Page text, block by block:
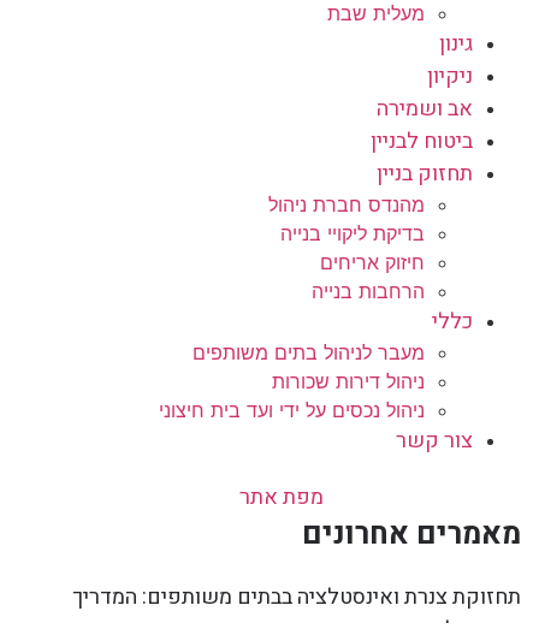
מעלית שבת
גינון
ניקיון
אב ושמירה
ביטוח לבניין
תחזוק בניין
מהנדס חברת ניהול
בדיקת ליקויי בנייה
חיזוק אריחים
הרחבות בנייה
כללי
מעבר לניהול בתים משותפים
ניהול דירות שכורות
ניהול נכסים על ידי ועד בית חיצוני
צור קשר
מפת אתר
מאמרים אחרונים
תחזוקת צנרת ואינסטלציה בבתים משותפים: המדריך